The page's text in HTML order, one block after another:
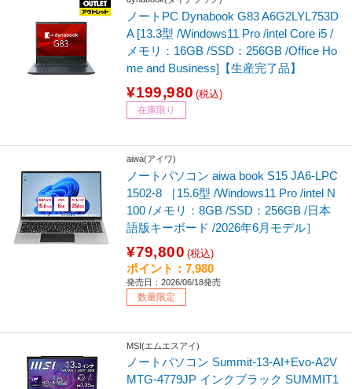
ノートPC Dynabook G83 A6G2LYL753D
A [13.3型 /Windows11 Pro /intel Core i5 /
メモリ：16GB /SSD：256GB /Office Ho
me and Business]【生産完了品】
¥199,980 (税込)
在庫限り
aiwa(アイワ)
ノートパソコン aiwa book S15 JA6-LPC
1502-8 ［15.6型 /Windows11 Pro /intel N
100 /メモリ：8GB /SSD：256GB /日本
語版キーボード /2026年6月モデル］
¥79,800 (税込)
ポイント：7,980
発売日：2026/06/18発売
数量限定
MSI(エムエスアイ)
ノートパソコン Summit-13-AI+Evo-A2V
MTG-4779JP インクブラック SUMMIT1